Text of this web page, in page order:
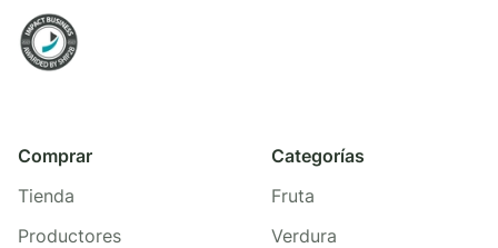
Comprar
Tienda
Productores
Categorías
Fruta
Verdura